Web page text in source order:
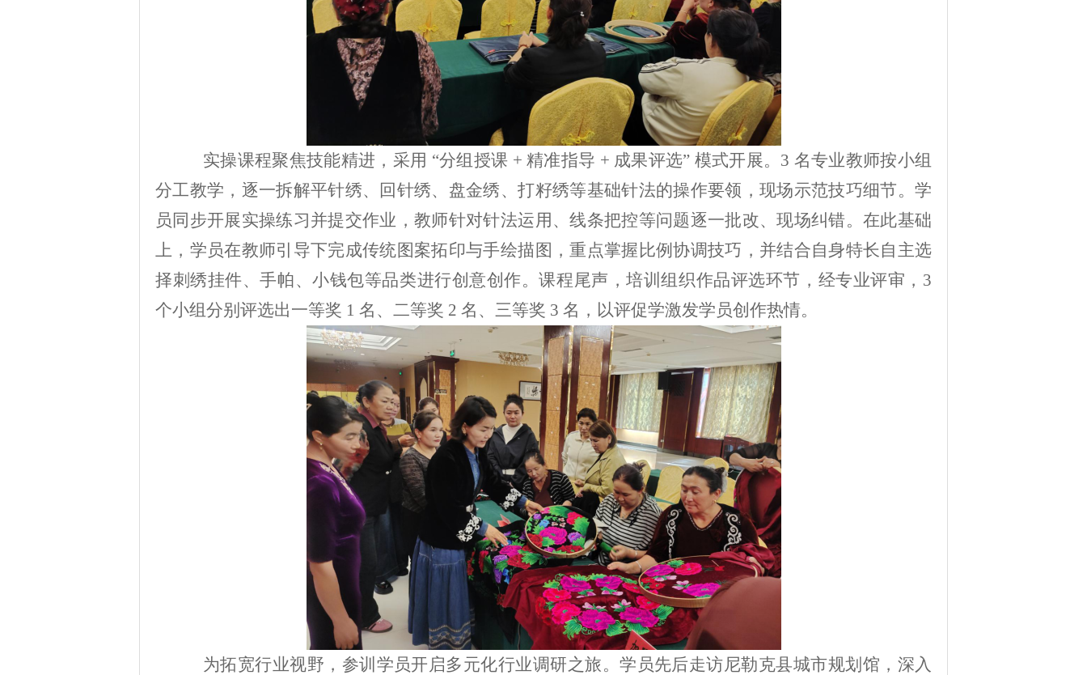
实操课程聚焦技能精进，采用 “分组授课 + 精准指导 + 成果评选” 模式开展。 3 名专业教师按小组
分工教学，逐一拆解平针绣、回针绣、盘金绣、打籽绣等基础针法的操作要领，现场示范技巧细节。学
员同步开展实操练习并提交作业，教师针对针法运用、线条把控等问题逐一批改、现场纠错。在此基础
上，学员在教师引导下完成传统图案拓印与手绘描图，重点掌握比例协调技巧，并结合自身特长自主选
择刺绣挂件、手帕、小钱包等品类进行创意创作。课程尾声，培训组织作品评选环节，经专业评审， 3
个小组分别 评选出一等奖 1 名、二等奖 2 名、三等奖 3 名，以评促学激发学员创作热情。
为拓宽行业视野，参训学员开启多元化行业调研之旅。学员先后走访尼勒克县城市规划馆，深入